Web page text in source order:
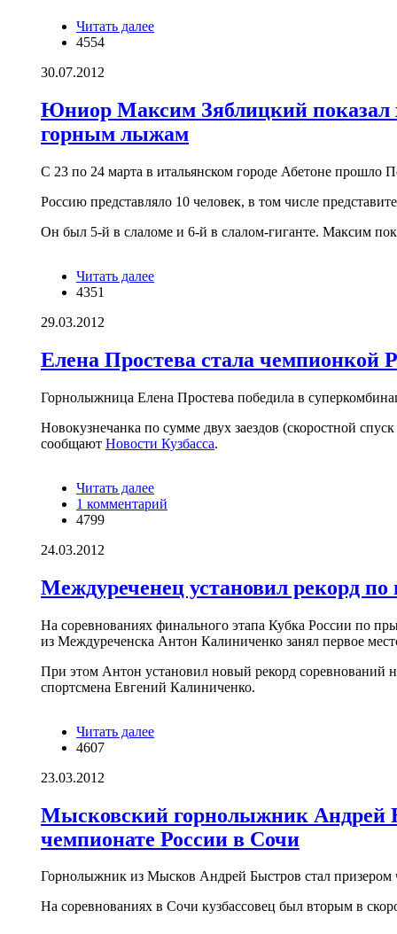
Читать далее
4554
30.07.2012
Юниор Максим Зяблицкий показал
горным лыжам
С 23 по 24 марта в итальянском городе Абетоне
Россию представляло 10 человек, в том числе
Он был 5-й в слаломе и 6-й в слалом-гиганте. Максим
Читать далее
4351
29.03.2012
Елена Простева стала чемпионкой
Горнолыжница Елена Простева победила в
Новокузнечанка по сумме двух заездов (скоростной
сообщают Новости Кузбасса.
Читать далее
России в суперкомбинации
1 комментарий
4799
24.03.2012
Междуреченец установил рекорд
На соревнованиях финального этапа Кубка России по
из Междуреченска Антон Калиниченко занял первое
При этом Антон установил новый рекорд соревнований
спортсмена Евгений Калиниченко.
Читать далее
4607
23.03.2012
Мысковский горнолыжник Андрей
чемпионате России в Сочи
Горнолыжник из Мысков Андрей Быстров стал
На соревнованиях в Сочи кузбассовец был вторым в